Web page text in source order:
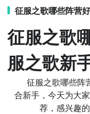
快下载，及时挑战新
我们已经成为了最强
歌闪退怎么办等问题
困难，唯有启动
样踏上新的征程时
自己因为网络问题而
供该精华给玩家，可
上角。
例如步兵可以提供2
升级到盾卫每回合可
征服之歌哪些阵营
征服之歌
服之歌新
征服之歌哪些阵
合新手，今天为大
荐，感兴趣